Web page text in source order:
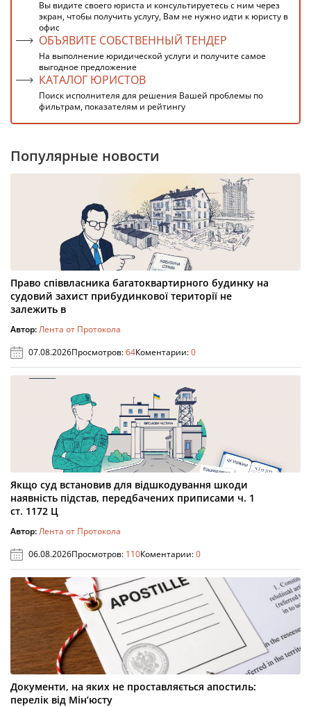
Вы видите своего юриста и консультируетесь с ним через
экран, чтобы получить услугу, Вам не нужно идти к юристу в
офис
ОБЪЯВИТЕ СОБСТВЕННЫЙ ТЕНДЕР
На выполнение юридической услуги и получите самое
выгодное предложение
КАТАЛОГ ЮРИСТОВ
Поиск исполнителя для решения Вашей проблемы по
фильтрам, показателям и рейтингу
Популярные новости
Право співвласника багатоквартирного будинку на
судовий захист прибудинкової території не
залежить в
Автор:Лента от Протокола
07.08.2026Просмотров:64Коментарии:0
Якщо суд встановив для відшкодування шкоди
наявність підстав, передбачених приписами ч. 1
ст. 1172 Ц
Автор:Лента от Протокола
06.08.2026Просмотров: 110Коментарии:0
Документи, на яких не проставляється апостиль:
перелік від Мін’юсту